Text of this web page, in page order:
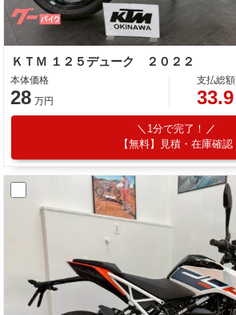
ＫＴＭ １２５デューク ２０２２
本体価格
28 万円
支払総額
33.9
1分で完了！
【無料】見積・在庫確認